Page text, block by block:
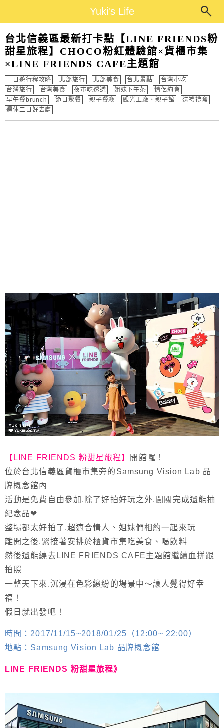
Yuki's Life
台北信義區最新打卡點【LINE FRIENDS粉
甜星旅程】CHOCO粉紅體驗館×貨櫃市集
×LINE FRIENDS CAFE主題館
一日遊行程攻略 北部旅行 北部美食 台北景點
台灣小吃
台灣旅行
台灣美食 夜市吃透透 姐妹下午茶
情侶約會
早午餐brunch
節日聚餐 親子餐廳 觀光工廠、親子館
送禮禮盒
週休二日好去處
【LINE FRIENDS 粉甜星旅程】 開館囉！
位於台北信義區貨櫃市集旁的Samsung Vision Lab 品
牌概念館內
活動是免費自由參加.除了好拍好玩之外.闖關完成還能抽
紀念品❤
整場都太好拍了.超適合情人、姐妹們相約一起來玩
離開之後.緊接著安排於櫃貨市集吃美食、喝飲料
然後還能繞去LINE FRIENDS CAFE主題館繼續血拼跟
拍照
一整天下來.沉浸在色彩繽紛的場景中～讓人覺得好幸
福！
假日就出發吧！
時間：2017/11/15~2018/01/25（12:00~ 22:00）
地點：Samsung Vision Lab 品牌概念館
LINE FRIENDS 粉甜星旅程》